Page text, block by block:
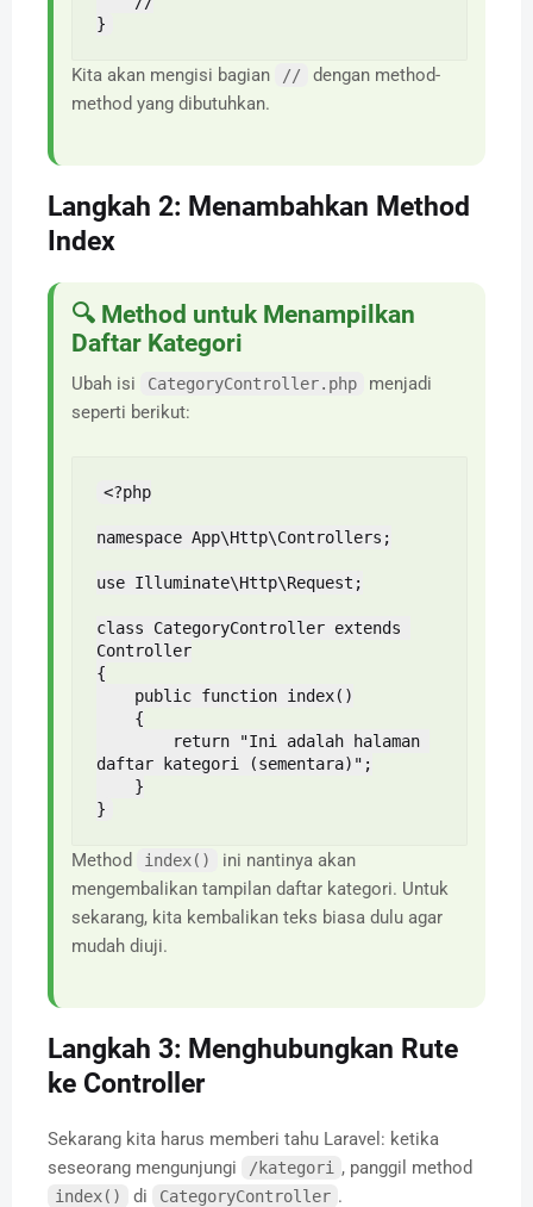
}
Kita akan mengisi bagian //
dengan method-
method yang dibutuhkan.
Langkah 2: Menambahkan Method
Index
🔍 Method untuk Menampilkan
Daftar Kategori
Ubah isi CategoryController.php
menjadi
seperti berikut:
<?php
namespace App\Http\Controllers;
use Illuminate\Http\Request;
class CategoryController extends
Controller
{
daftar kategori (sementara)";
}
Method index()
ini nantinya akan
mengembalikan tampilan daftar kategori. Untuk
sekarang, kita kembalikan teks biasa dulu agar
mudah diuji.
Langkah 3: Menghubungkan Rute
ke Controller
Sekarang kita harus memberi tahu Laravel: ketika
seseorang mengunjungi
/kategori , panggil method
index() di CategoryController .